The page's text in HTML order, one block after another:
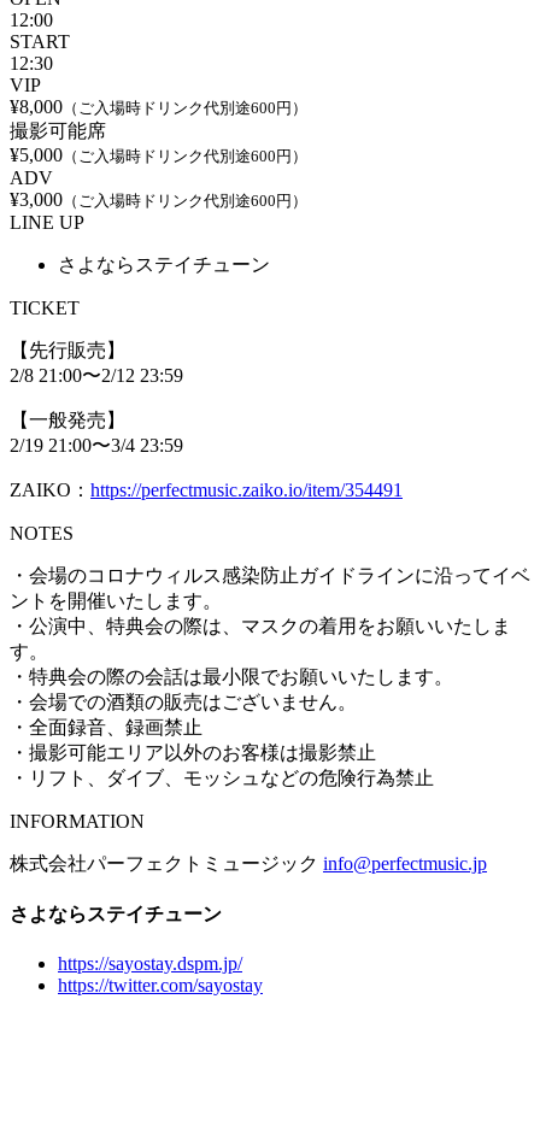
12:00
START
12:30
VIP
¥8,000 （ご入場時ドリンク代別途600円）
撮影可能席
¥5,000 （ご入場時ドリンク代別途600円）
ADV
¥3,000 （ご入場時ドリンク代別途600円）
LINE UP
さよならステイチューン
TICKET
【先行販売】
2/8 21:00〜2/12 23:59
【一般発売】
2/19 21:00〜3/4 23:59
ZAIKO： https://perfectmusic.zaiko.io/item/354491
NOTES
・会場のコロナウィルス感染防止ガイドラインに沿ってイベ
ントを開催いたします。
・公演中、特典会の際は、マスクの着用をお願いいたしま
す。
・特典会の際の会話は最小限でお願いいたします。
・会場での酒類の販売はございません。
・全面録音、録画禁止
・撮影可能エリア以外のお客様は撮影禁止
・リフト、ダイブ、モッシュなどの危険行為禁止
INFORMATION
株式会社パーフェクトミュージック info@perfectmusic.jp
さよならステイチューン
https://sayostay.dspm.jp/
https://twitter.com/sayostay